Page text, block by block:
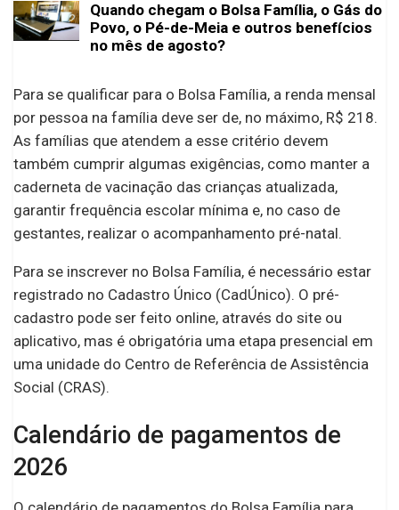
Quando chegam o Bolsa Família, o Gás do
Povo, o Pé-de-Meia e outros benefícios
no mês de agosto?
Para se qualificar para o Bolsa Família, a renda mensal
por pessoa na família deve ser de, no máximo, R$ 218.
As famílias que atendem a esse critério devem
também cumprir algumas exigências, como manter a
caderneta de vacinação das crianças atualizada,
garantir frequência escolar mínima e, no caso de
gestantes, realizar o acompanhamento pré-natal.
Para se inscrever no Bolsa Família, é necessário estar
registrado no Cadastro Único (CadÚnico). O pré-
cadastro pode ser feito online, através do site ou
aplicativo, mas é obrigatória uma etapa presencial em
uma unidade do Centro de Referência de Assistência
Social (CRAS).
Calendário de pagamentos de
2026